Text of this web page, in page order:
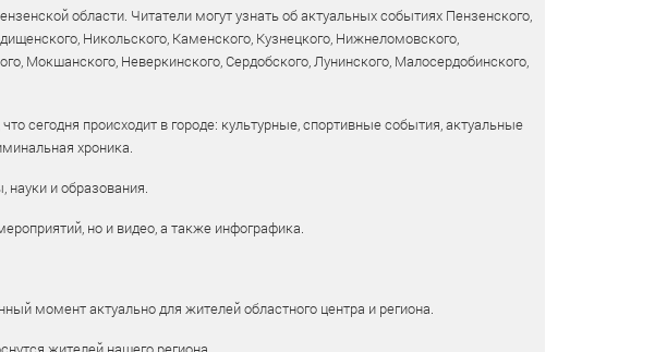
области. Читатели могут узнать об актуальных событиях Пензенского,
Никольского, Каменского, Кузнецкого, Нижнеломовского,
Мокшанского, Неверкинского, Сердобского, Лунинского, Малосердобинского,
сегодня происходит в городе: культурные, спортивные события, актуальные
хроника.
и образования.
но и видео, а также инфографика.
момент актуально для жителей областного центра и региона.